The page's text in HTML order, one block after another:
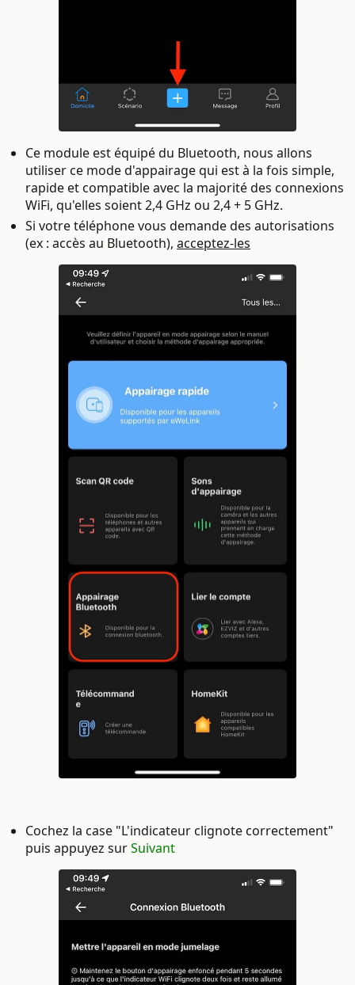
Ce module est équipé du Bluetooth, nous allons
utiliser ce mode d'appairage qui est à la fois simple,
rapide et compatible avec la majorité des connexions
WiFi, qu'elles soient 2,4 GHz ou 2,4 + 5 GHz.
Si votre téléphone vous demande des autorisations
(ex : accès au Bluetooth), acceptez-les
Cochez la case "L'indicateur clignote correctement"
puis appuyez surSuivant